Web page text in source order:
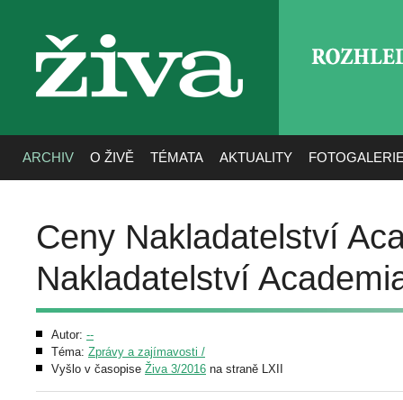
živa
ARCHIV O ŽIVĚ TÉMATA AKTUALITY
Ceny Nakladatelství
Nakladatelství
Autor: --
Téma: Zprávy a zajímavosti /
Vyšlo v časopise Živa 3/2016 na straně LXII